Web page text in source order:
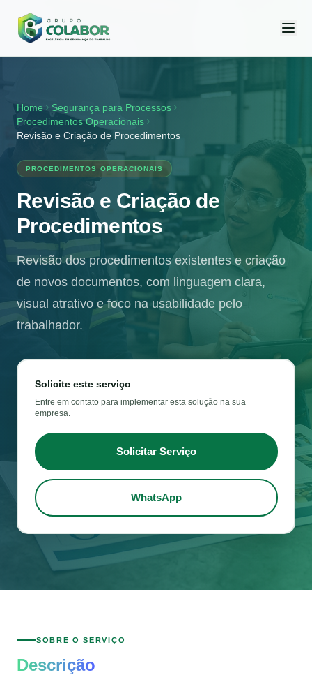
Home
Segurança para Processos
Procedimentos Operacionais
Revisão e Criação de Procedimentos
PROCEDIMENTOS OPERACIONAIS
Revisão e Criação de
Procedimentos
Revisão dos procedimentos existentes e criação
de novos documentos, com linguagem clara,
visual atrativo e foco na usabilidade pelo
trabalhador.
Solicite este serviço
Entre em contato para implementar esta solução na sua
empresa.
Solicitar Serviço
WhatsApp
SOBRE O SERVIÇO
Descrição